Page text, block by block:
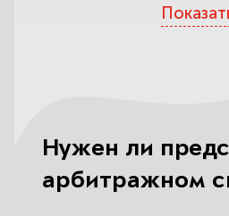
Перечень наших
юристов по
Какие юристы
Нужен ли
арбитражном